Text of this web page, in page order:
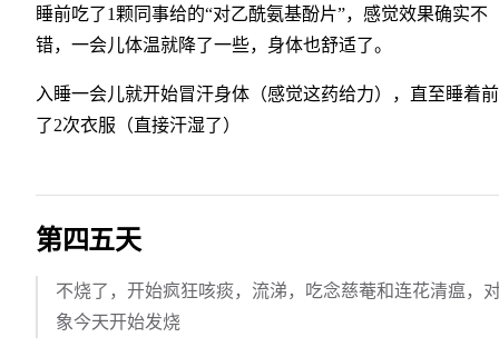
睡前吃了1颗同事给的“对乙酰氨基酚片”，感觉效果确实不
错，一会儿体温就降了一些，身体也舒适了。
入睡一会儿就开始冒汗身体（感觉这药给力），直至睡着
了2次衣服（直接汗湿了）
第四五天
不烧了，开始疯狂咳痰，流涕，吃念慈菴和连花清瘟，
象今天开始发烧